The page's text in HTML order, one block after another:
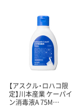
【アスクル・ロハコ限
定】川本産業 ケーパイ
ン消毒液A 75M…